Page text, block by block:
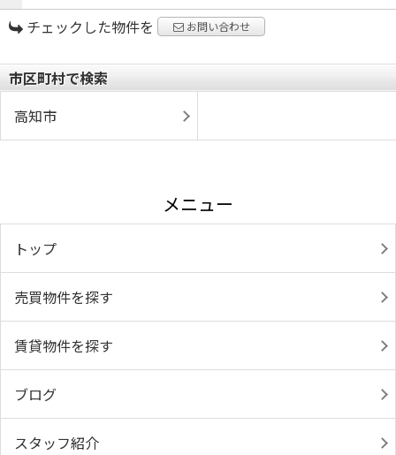
チェックした物件を お問い合わせ
市区町村で検索
高知市
メニュー
トップ
売買物件を探す
賃貸物件を探す
ブログ
スタッフ紹介